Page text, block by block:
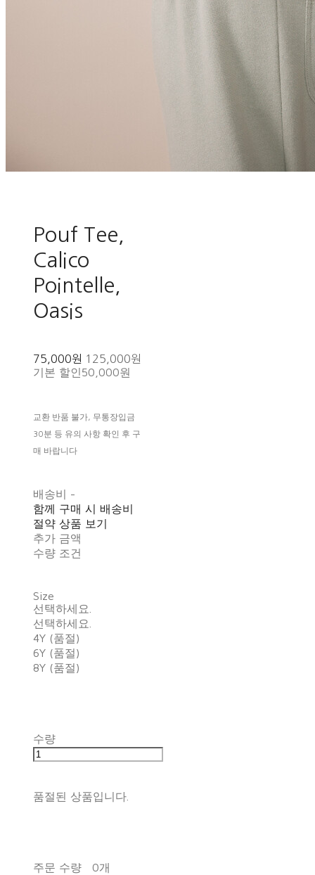
Pouf Tee,
Calico
Pointelle,
Oasis
75,000원 125,000원
기본 할인 50,000원
교환 반품 불가, 무통장입금
30분 등 유의 사항 확인 후 구
매 바랍니다
배송비 -
함께 구매 시 배송비
절약 상품 보기
추가 금액
수량 조건
Size
선택하세요.
선택하세요.
4Y (품절)
6Y (품절)
8Y (품절)
수량
품절된 상품입니다.
주문 수량
0개